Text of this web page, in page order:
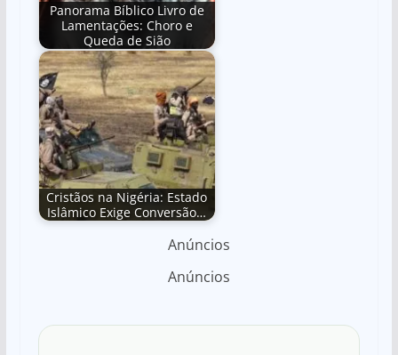
Panorama Bíblico Livro de
Lamentações: Choro e
Queda de Sião
Cristãos na Nigéria: Estado
Islâmico Exige Conversão…
Anúncios
Anúncios